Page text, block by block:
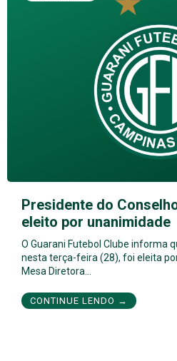
Presidente do
eleito por unanimidade
O Guarani Futebol Clube informa
nesta terça-feira (28), foi eleita
Mesa Diretora…
CONTINUE LENDO →